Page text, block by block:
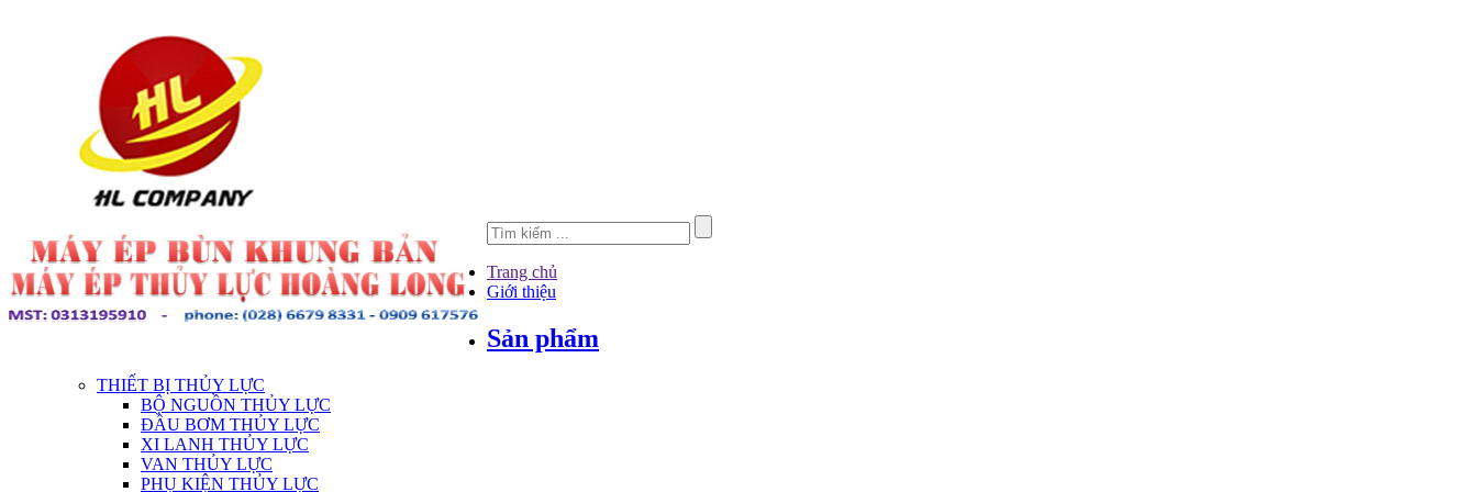
Trang chủ
Giới thiệu
Sản phẩm
THIẾT BỊ THỦY LỰC
BỘ NGUỒN THỦY LỰC
ĐẦU BƠM THỦY LỰC
XI LANH THỦY LỰC
VAN THỦY LỰC
PHỤ KIỆN THỦY LỰC